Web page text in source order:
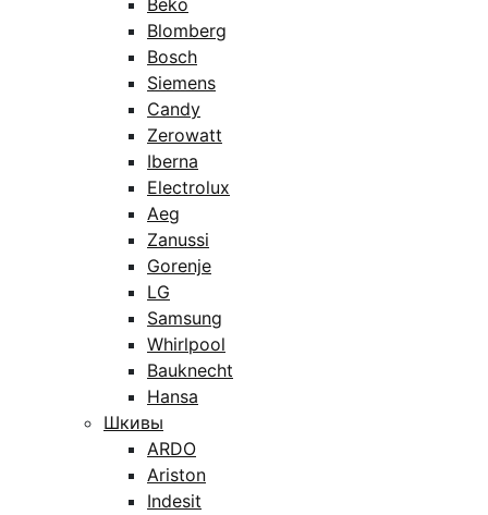
Beko
Blomberg
Bosch
Siemens
Candy
Zerowatt
Iberna
Electrolux
Aeg
Zanussi
Gorenje
LG
Samsung
Whirlpool
Bauknecht
Hansa
Шкивы
ARDO
Ariston
Indesit